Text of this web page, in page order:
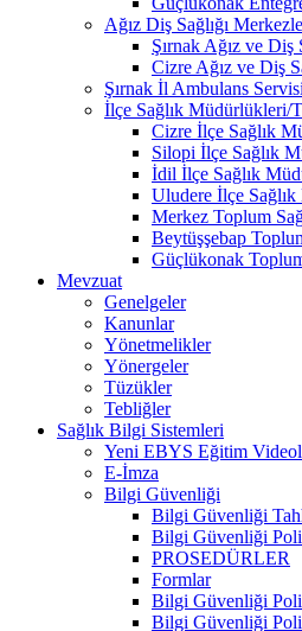
Ağız Diş Sağlığı
Şırnak Ağız ve Diş
Cizre Ağız ve Diş
Şırnak İl Ambulans
İlçe Sağlık Müdürlükleri/
Cizre İlçe Sağlık
Silopi İlçe Sağlık
İdil İlçe Sağlık
Uludere İlçe
Merkez Toplum
Beytüşşebap
Güçlükonak
Mevzuat
Genelgeler
Kanunlar
Yönetmelikler
Yönergeler
Tüzükler
Tebliğler
Sağlık Bilgi Sistemleri
Yeni EBYS Eğitim
E-İmza
Bilgi Güvenliği
Bilgi Güvenliği
Bilgi Güvenliği
PROSEDÜRLER
Formlar
Bilgi Güvenliği
Bilgi Güvenliği